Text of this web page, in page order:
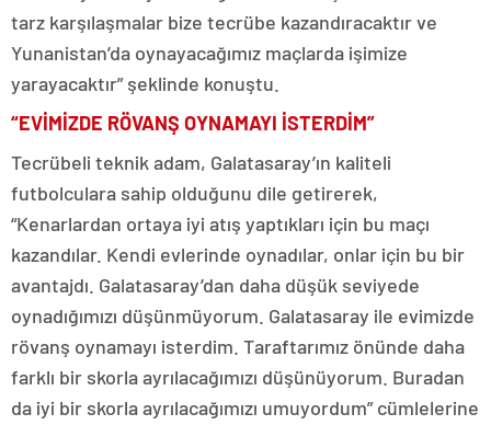
tarz karşılaşmalar bize tecrübe kazandıracaktır ve
Yunanistan’da oynayacağımız maçlarda işimize
yarayacaktır” şeklinde konuştu.
“EVİMİZDE RÖVANŞ OYNAMAYI İSTERDİM”
Tecrübeli teknik adam, Galatasaray’ın kaliteli
futbolculara sahip olduğunu dile getirerek,
“Kenarlardan ortaya iyi atış yaptıkları için bu maçı
kazandılar. Kendi evlerinde oynadılar, onlar için bu bir
avantajdı. Galatasaray’dan daha düşük seviyede
oynadığımızı düşünmüyorum. Galatasaray ile evimizde
rövanş oynamayı isterdim. Taraftarımız önünde daha
farklı bir skorla ayrılacağımızı düşünüyorum. Buradan
da iyi bir skorla ayrılacağımızı umuyordum” cümlelerine